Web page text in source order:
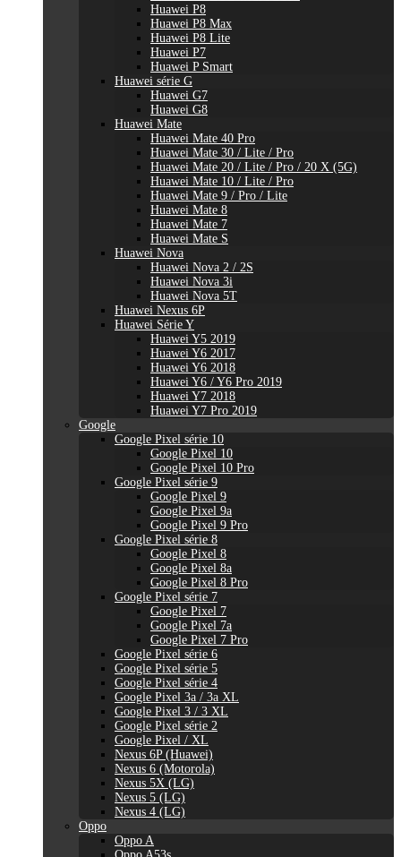
Huawei P8
Huawei P8 Max
Huawei P8 Lite
Huawei P7
Huawei P Smart
Huawei série G
Huawei G7
Huawei G8
Huawei Mate
Huawei Mate 40 Pro
Huawei Mate 30 / Lite / Pro
Huawei Mate 20 / Lite / Pro / 20 X (5G)
Huawei Mate 10 / Lite / Pro
Huawei Mate 9 / Pro / Lite
Huawei Mate 8
Huawei Mate 7
Huawei Mate S
Huawei Nova
Huawei Nova 2 / 2S
Huawei Nova 3i
Huawei Nova 5T
Huawei Nexus 6P
Huawei Série Y
Huawei Y5 2019
Huawei Y6 2017
Huawei Y6 2018
Huawei Y6 / Y6 Pro 2019
Huawei Y7 2018
Huawei Y7 Pro 2019
Google
Google Pixel série 10
Google Pixel 10
Google Pixel 10 Pro
Google Pixel série 9
Google Pixel 9
Google Pixel 9a
Google Pixel 9 Pro
Google Pixel série 8
Google Pixel 8
Google Pixel 8a
Google Pixel 8 Pro
Google Pixel série 7
Google Pixel 7
Google Pixel 7a
Google Pixel 7 Pro
Google Pixel série 6
Google Pixel série 5
Google Pixel série 4
Google Pixel 3a / 3a XL
Google Pixel 3 / 3 XL
Google Pixel série 2
Google Pixel / XL
Nexus 6P (Huawei)
Nexus 6 (Motorola)
Nexus 5X (LG)
Nexus 5 (LG)
Nexus 4 (LG)
Oppo
Oppo A